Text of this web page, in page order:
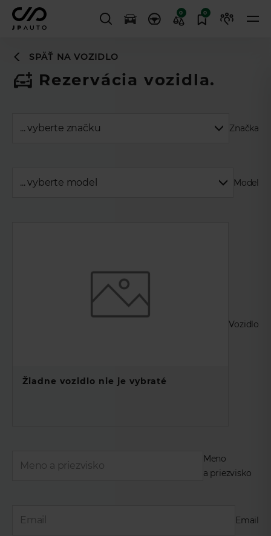
0 0
SPÄŤ NA VOZIDLO
Rezervácia vozidla.
Značka
Model
Žiadne vozidlo nie je vybraté
Vozidlo
Meno
a priezvisko
Email